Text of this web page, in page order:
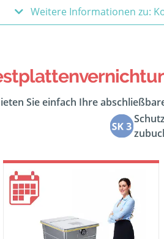
Weitere Informationen zu:
Sie einfach Ihre